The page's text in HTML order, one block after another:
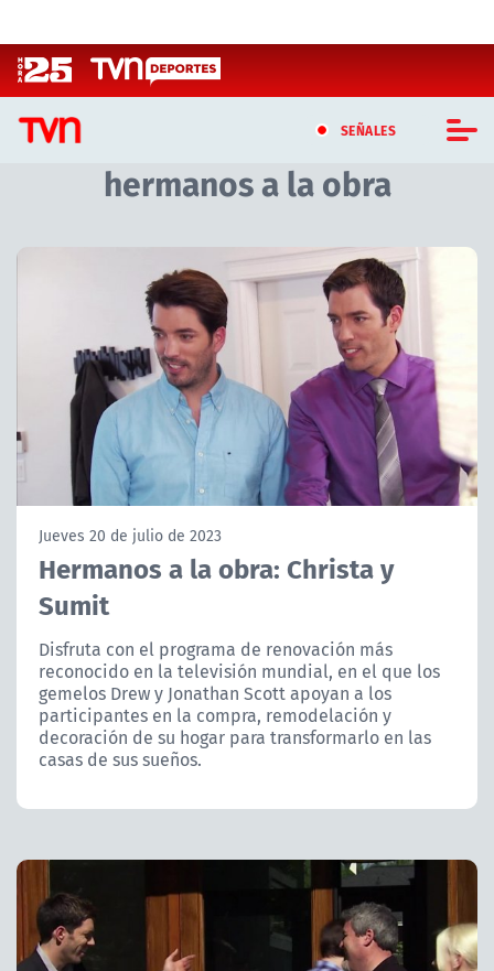
SEÑALES
CASTING MASTERCHEF CHILE
TVN PLAY
PROGRAMAS
TELESERIES
ACTUALIDAD Y TENDENCIAS
CORPORATIVO Y TRANSPARENCIA
CANAL DE DENUNCIAS
ÁREA DE PROYECTOS
hermanos a la obra
Jueves 20 de julio de 2023
Hermanos a la obra: Christa y
Sumit
Disfruta con el programa de renovación más
reconocido en la televisión mundial, en el que los
gemelos Drew y Jonathan Scott apoyan a los
participantes en la compra, remodelación y
decoración de su hogar para transformarlo en las
casas de sus sueños.